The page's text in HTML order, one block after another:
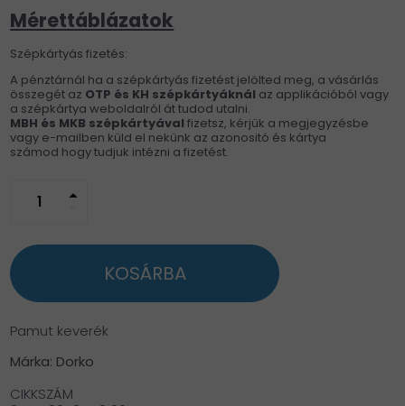
Mérettáblázatok
Szépkártyás fizetés:
A pénztárnál ha a szépkártyás fizetést jelölted meg, a vásárlás
összegét az OTP és KH szépkártyáknál az applikációból vagy
a szépkártya weboldalról át tudod utalni.
MBH és MKB szépkártyával fizetsz, kérjük a megjegyzésbe
vagy e-mailben küld el nekünk az azonositó és kártya
számod hogy tudjuk intézni a fizetést.
arrow_drop_up
KOSÁRBA
Pamut keverék
Márka: Dorko
CIKKSZÁM